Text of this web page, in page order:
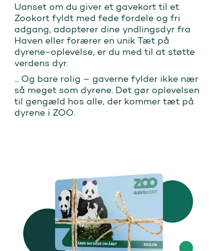
Uanset om du giver et gavekort til et
Zookort fyldt med fede fordele og fri
adgang, adopterer dine yndlingsdyr fra
Haven eller forærer en unik Tæt på
dyrene-oplevelse, er du med til at støtte
verdens dyr.
... Og bare rolig – gaverne fylder ikke nær
så meget som dyrene. Det gør oplevelsen
til gengæld hos alle, der kommer tæt på
dyrene i ZOO.